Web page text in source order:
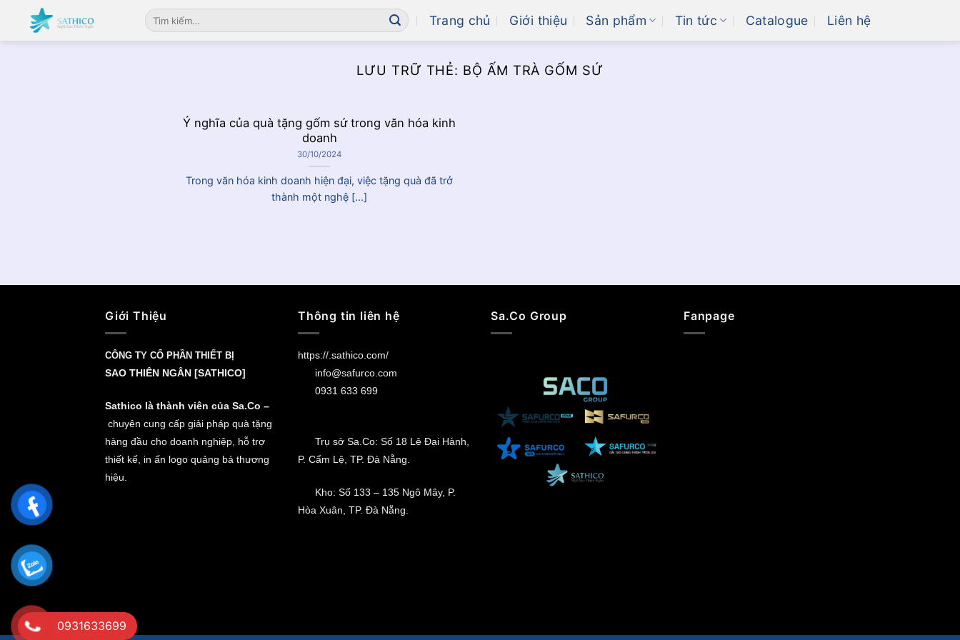
Chuyển
nội
Tìm
kiếm:
Trang chủ Giới thiệu Sản phẩm Tin tức Catalogue Liên hệ
LƯU TRỮ THẺ: BỘ ẤM TRÀ GỐM SỨ
Ý nghĩa của quà tặng gốm sứ trong văn hóa kinh
doanh
30/10/2024
Trong văn hóa kinh doanh hiện đại, việc tặng quà đã trở
thành một nghệ [...]
Giới Thiệu
CÔNG TY CỔ PHẦN THIẾT BỊ
SAO THIÊN NGÂN [SATHICO]
Sathico là thành viên của Sa.Co –
chuyên cung cấp giải pháp quà tặng
hàng đầu cho doanh nghiệp, hỗ trợ
thiết kế, in ấn logo quảng bá thương
hiệu.
Thông tin liên hệ
https://.sathico.com/
info@safurco.com
0931 633 699
Trụ sở Sa.Co: Số 18 Lê Đại Hành,
P. Cẩm Lệ, TP. Đà Nẵng.
Kho: Số 133 – 135 Ngô Mây, P.
Hòa Xuân, TP. Đà Nẵng.
Sa.Co Group Fanpage
0931633699